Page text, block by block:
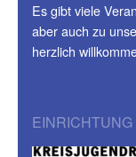
Es gibt viele
aber auch zu
herzlich